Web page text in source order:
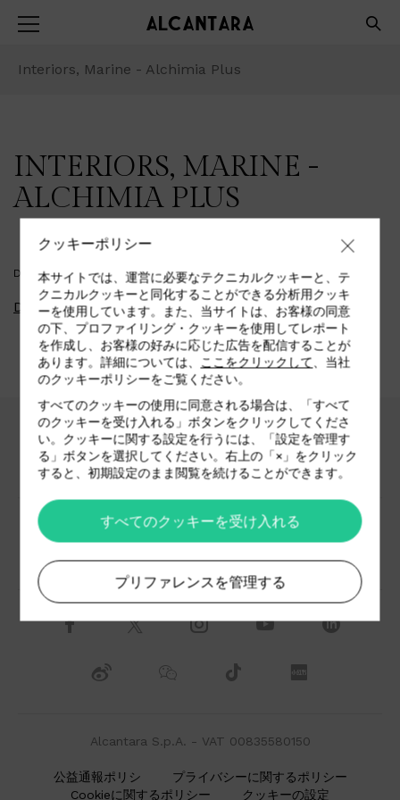
Interiors, Marine - Alchimia Plus
INTERIORS, MARINE -
ALCHIMIA PLUS
DOWNLOAD PDF
Download
ダウンロードコーナー 採用情報
代理店 お問い合わせ
Alcantara S.p.A. - VAT 00835580150
公益通報ポリシ
プライバシーに関するポリシー
Cookieに関するポリシー
クッキーの設定
クッキーポリシー
本サイトでは、運営に必要なテクニカルクッキーと、テ
クニカルクッキーと同化することができる分析用クッキ
ーを使用しています。また、当サイトは、お客様の同意
の下、プロファイリング・クッキーを使用してレポート
を作成し、お客様の好みに応じた広告を配信することが
あります。詳細については、 ここをクリックして、当社
のクッキーポリシーをご覧ください。
すべてのクッキーの使用に同意される場合は、「すべて
のクッキーを受け入れる」ボタンをクリックしてくださ
い。クッキーに関する設定を行うには、「設定を管理す
る」ボタンを選択してください。右上の「×」をクリック
すると、初期設定のまま閲覧を続けることができます。
すべてのクッキーを受け入れる
プリファレンスを管理する